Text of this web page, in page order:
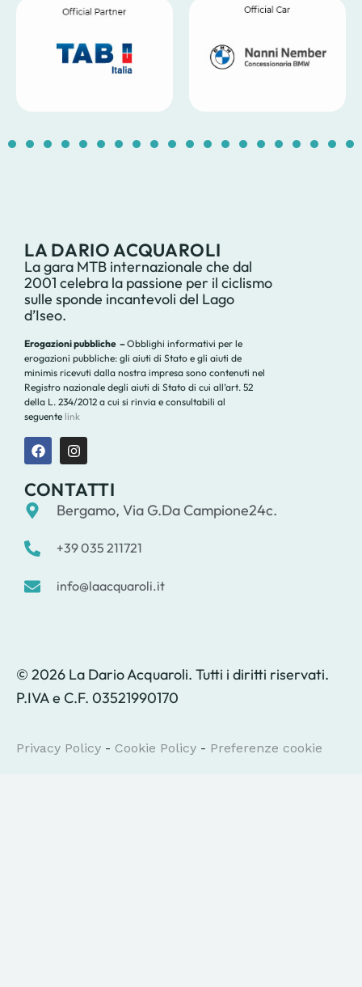
1 2 3 4 5 6 7 8 9 10 11 12 13 14
LA DARIO ACQUAROLI
La gara MTB internazionale che dal
2001 celebra la passione per il ciclismo
sulle sponde incantevoli del Lago
d’Iseo.
Erogazioni pubbliche –Obblighi informativi per le
erogazioni pubbliche: gli aiuti di Stato e gli aiuti de
minimis ricevuti dalla nostra impresa sono contenuti nel
Registro nazionale degli aiuti di Stato di cui all’art. 52
della L. 234/2012 a cui si rinvia e consultabili al
seguente link
CONTATTI
Bergamo, Via G.Da Campione24c.
+39 035 211721
info@laacquaroli.it
© 2026 La Dario Acquaroli. Tutti i diritti riservati.
P.IVA e C.F. 03521990170
Privacy Policy - Cookie Policy - Preferenze cookie